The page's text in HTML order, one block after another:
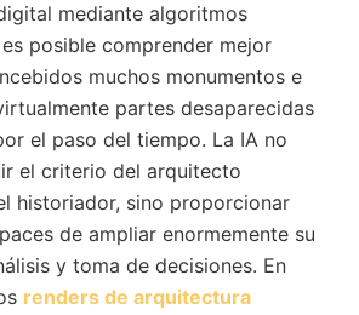
mediante algoritmos
posible comprender mejor
muchos monumentos e
partes desaparecidas
el paso del tiempo. La IA no
el criterio del arquitecto
historiador, sino proporcionar
de ampliar enormemente su
y toma de decisiones. En
renders de arquitectura